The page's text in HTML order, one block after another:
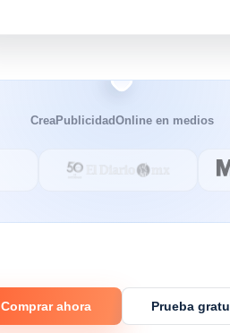
Comprar ahora Prueba
CreaPublicidadOnline en medios